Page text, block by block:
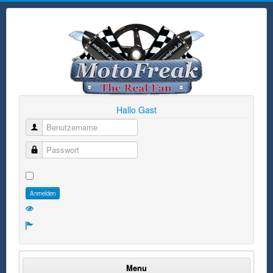
Hallo Gast
Benutzername
Passwort
Anmelden
Menu